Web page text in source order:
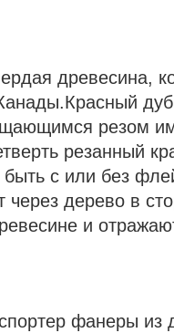
древесина,
дуб
резом
резанный
быть с или без
через дерево в
и
фанеры из